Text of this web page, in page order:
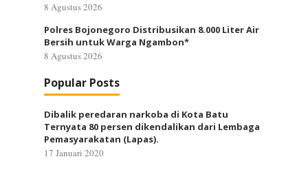
8 Agustus 2026
Polres Bojonegoro Distribusikan 8.000 Liter Air
Bersih untuk Warga Ngambon*
8 Agustus 2026
Popular Posts
Dibalik peredaran narkoba di Kota Batu
Ternyata 80 persen dikendalikan dari Lembaga
Pemasyarakatan (Lapas).
17 Januari 2020